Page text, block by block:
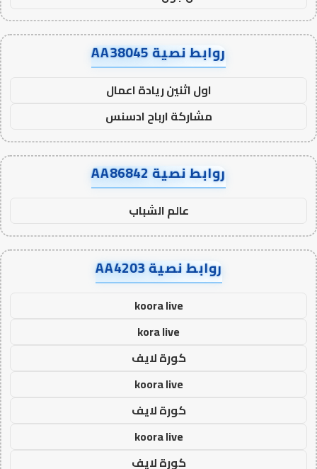
روابط نصية AA38045
اول اثنين ريادة اعمال
مشاركة ارباح ادسنس
روابط نصية AA86842
عالم الشباب
روابط نصية AA4203
koora live
kora live
كورة لايف
koora live
كورة لايف
koora live
كورة لايف